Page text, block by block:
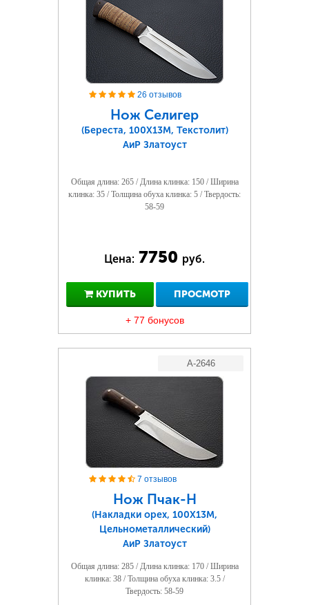
26 отзывов
Нож Селигер
(Береста, 100Х13М, Текстолит)
АиР Златоуст
Общая длина: 265 / Длина клинка: 150 / Ширина
клинка: 35 / Толщина обуха клинка: 5 / Твердость:
58-59
Цена: 7750 руб.
КУПИТЬ ПРОСМОТР
+ 77 бонусов
A-2646
7 отзывов
Нож Пчак-Н
(Накладки орех, 100Х13М,
Цельнометаллический)
АиР Златоуст
Общая длина: 285 / Длина клинка: 170 / Ширина
клинка: 38 / Толщина обуха клинка: 3.5 /
Твердость: 58-59